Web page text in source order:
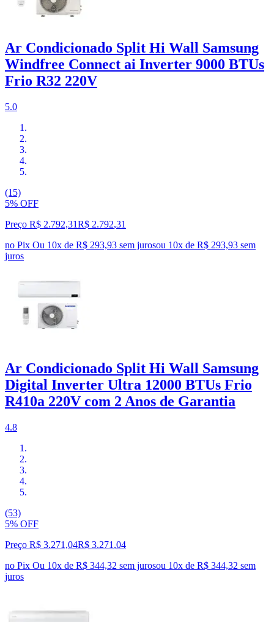
Ar Condicionado Split Hi Wall Samsung
Windfree Connect ai Inverter 9000 BTUs
Frio R32 220V
5.0
(15)
5% OFF
Preço R$ 2.792,31R$ 2.792,31
no Pix Ou 10x de R$ 293,93 sem jurosou 10x de R$ 293,93 sem
juros
Ar Condicionado Split Hi Wall Samsung
Digital Inverter Ultra 12000 BTUs Frio
R410a 220V com 2 Anos de Garantia
4.8
(53)
5% OFF
Preço R$ 3.271,04R$ 3.271 ,04
no Pix Ou 10x de R$ 344,32 sem jurosou 10x de R$ 344,32 sem
juros